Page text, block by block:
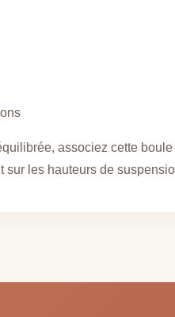
associez cette
les hauteurs de